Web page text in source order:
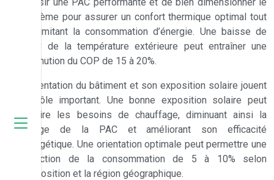
système pour assurer un confort thermique optimal tout
en limitant la consommation d’énergie. Une baisse de
10°C de la température extérieure peut entraîner une
diminution du COP de 15 à 20%.
L’orientation du bâtiment et son exposition solaire jouent
un rôle important. Une bonne exposition solaire peut
réduire les besoins de chauffage, diminuant ainsi la
charge de la PAC et améliorant son efficacité
énergétique. Une orientation optimale peut permettre une
réduction de la consommation de 5 à 10% selon
l’exposition et la région géographique.